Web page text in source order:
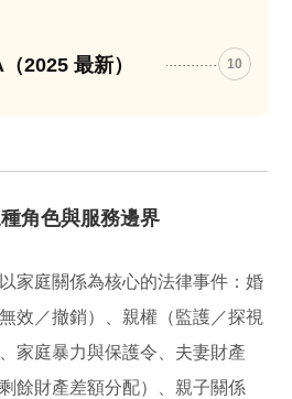
2025 最新） 10
角色與服務邊界
家庭關係為核心的法律事件：婚
效／撤銷）、親權（監護／探視
家庭暴力與保護令、夫妻財產
餘財產差額分配）、親子關係